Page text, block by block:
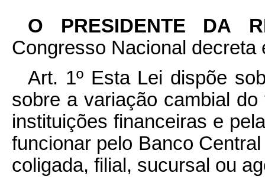
O PRESIDENTE DA
Congresso Nacional
Art. 1º Esta Lei dispõe
sobre a variação cambial
instituições financeiras e
funcionar pelo Banco
coligada, filial, sucursal ou